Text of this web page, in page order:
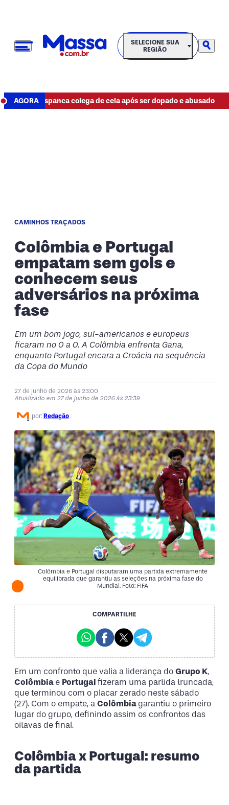
SELECIONE SUA REGIÃO
SELECIONE SUA
REGIÃO
AGORA
espanca colega de cela após ser dopado e abusado •
CAMINHOS TRAÇADOS
Colômbia e Portugal
empatam sem gols e
conhecem seus
adversários na próxima
fase
Em um bom jogo, sul-americanos e europeus
ficaram no 0 a 0. A Colômbia enfrenta Gana,
enquanto Portugal encara a Croácia na sequência
da Copa do Mundo
27 de junho de 2026 às 23:00
Atualizado em 27 de junho de 2026 às 23:39
por: Redação
Colômbia e Portugal disputaram uma partida extremamente
equilibrada que garantiu as seleções na próxima fase do
Mundial. Foto: FIFA
COMPARTILHE
Em um confronto que valia a liderança do Grupo K,
Colômbia e Portugal fizeram uma partida truncada,
que terminou com o placar zerado neste sábado
(27). Com o empate, a Colômbiagarantiu o primeiro
lugar do grupo, definindo assim os confrontos das
oitavas de final.
Colômbia x Portugal: resumo
da partida